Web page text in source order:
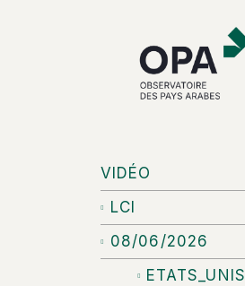
VIDÉO
LCI
08/06/2026
ETATS_UNIS